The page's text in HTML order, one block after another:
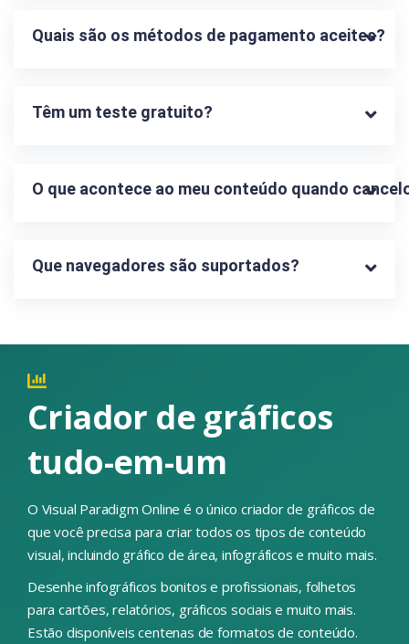
Quais são os métodos de pagamento aceites?
Têm um teste gratuito?
O que acontece ao meu conteúdo quando
Que navegadores são suportados?
Criador de gráficos
tudo-em-um
O Visual Paradigm Online é o único criador de gráficos de
que você precisa para criar todos os tipos de conteúdo
visual, incluindo gráfico de área, infográficos e muito mais.
Desenhe infográficos bonitos e profissionais, folhetos
para cartões, relatórios, gráficos sociais e muito mais.
Estão disponíveis centenas de formatos de conteúdo.